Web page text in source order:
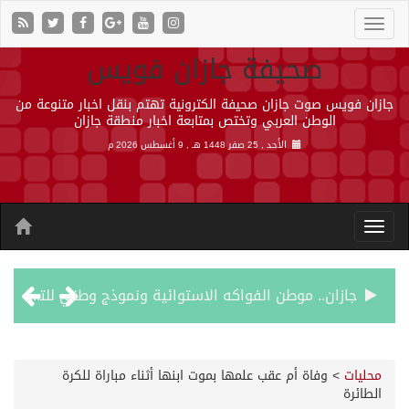
صحيفة جازان فويس
جازان فويس صوت جازان صحيفة الكترونية تهتم بنقل اخبار متنوعة من
الوطن العربي وتختص بمتابعة اخبار منطقة جازان
الأحد , 25 صفر 1448 هـ , 9 أغسطس 2026 م
جازان.. موطن الفواكه الاستوائية ونموذج وطني للتنمية الزراعية المستدامة
محليات > وفاة أم عقب علمها بموت ابنها أثناء مباراة للكرة
الطائرة